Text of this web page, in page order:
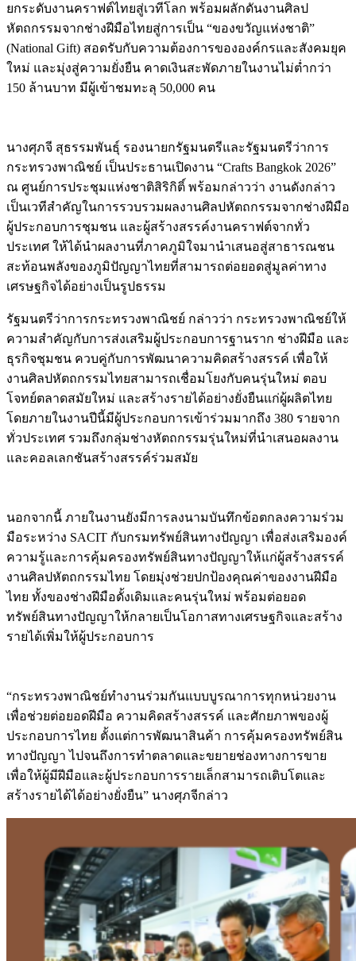
ยกระดับงานคราฟต์ไทยสู่เวทีโลก พร้อมผลักดันงานศิลป
หัตถกรรมจากช่างฝีมือไทยสู่การเป็น “ของขวัญแห่งชาติ”
(National Gift) สอดรับกับความต้องการขององค์กรและสังคมยุค
ใหม่ และมุ่งสู่ความยั่งยืน คาดเงินสะพัดภายในงานไม่ต่ำกว่า
150 ล้านบาท มีผู้เข้าชมทะลุ 50,000 คน
นางศุภจี สุธรรมพันธุ์ รองนายกรัฐมนตรีและรัฐมนตรีว่าการ
กระทรวงพาณิชย์ เป็นประธานเปิดงาน “Crafts Bangkok 2026”
ณ ศูนย์การประชุมแห่งชาติสิริกิติ์ พร้อมกล่าวว่า งานดังกล่าว
เป็นเวทีสำคัญในการรวบรวมผลงานศิลปหัตถกรรมจากช่างฝีมือ
ผู้ประกอบการชุมชน และผู้สร้างสรรค์งานคราฟต์จากทั่ว
ประเทศ ให้ได้นำผลงานที่ภาคภูมิใจมานำเสนอสู่สาธารณชน
สะท้อนพลังของภูมิปัญญาไทยที่สามารถต่อยอดสู่มูลค่าทาง
เศรษฐกิจได้อย่างเป็นรูปธรรม
รัฐมนตรีว่าการกระทรวงพาณิชย์ กล่าวว่า กระทรวงพาณิชย์ให้
ความสำคัญกับการส่งเสริมผู้ประกอบการฐานราก ช่างฝีมือ และ
ธุรกิจชุมชน ควบคู่กับการพัฒนาความคิดสร้างสรรค์ เพื่อให้
งานศิลปหัตถกรรมไทยสามารถเชื่อมโยงกับคนรุ่นใหม่ ตอบ
โจทย์ตลาดสมัยใหม่ และสร้างรายได้อย่างยั่งยืนแก่ผู้ผลิตไทย
โดยภายในงานปีนี้มีผู้ประกอบการเข้าร่วมมากถึง 380 รายจาก
ทั่วประเทศ รวมถึงกลุ่มช่างหัตถกรรมรุ่นใหม่ที่นำเสนอผลงาน
และคอลเลกชันสร้างสรรค์ร่วมสมัย
นอกจากนี้ ภายในงานยังมีการลงนามบันทึกข้อตกลงความร่วม
มือระหว่าง SACIT กับกรมทรัพย์สินทางปัญญา เพื่อส่งเสริมองค์
ความรู้และการคุ้มครองทรัพย์สินทางปัญญาให้แก่ผู้สร้างสรรค์
งานศิลปหัตถกรรมไทย โดยมุ่งช่วยปกป้องคุณค่าของงานฝีมือ
ไทย ทั้งของช่างฝีมือดั้งเดิมและคนรุ่นใหม่ พร้อมต่อยอด
ทรัพย์สินทางปัญญาให้กลายเป็นโอกาสทางเศรษฐกิจและสร้าง
รายได้เพิ่มให้ผู้ประกอบการ
“กระทรวงพาณิชย์ทำงานร่วมกันแบบบูรณาการทุกหน่วยงาน
เพื่อช่วยต่อยอดฝีมือ ความคิดสร้างสรรค์ และศักยภาพของผู้
ประกอบการไทย ตั้งแต่การพัฒนาสินค้า การคุ้มครองทรัพย์สิน
ทางปัญญา ไปจนถึงการทำตลาดและขยายช่องทางการขาย
เพื่อให้ผู้มีฝีมือและผู้ประกอบการรายเล็กสามารถเติบโตและ
สร้างรายได้ได้อย่างยั่งยืน” นางศุภจีกล่าว